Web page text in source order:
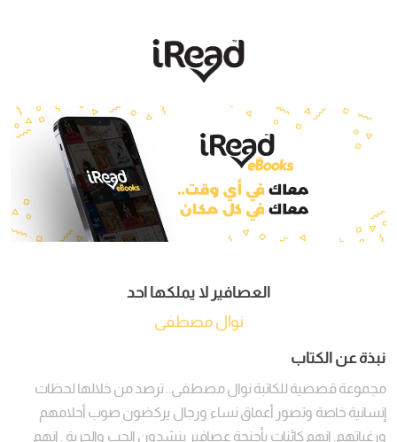
العصافير لا يملكها احد
نوال مصطفى
نبذة عن الكتاب
مجموعة قصصية للكاتبة نوال مصطفى.. ترصد من خلالها لحظات
إنسانية خاصة وتصور أعماق نساء ورجال يركضون صوب أحلامهم
ورغباتهم. إنهم كائنات بأجنحة عصافير ينشدون الحب والحرية . إنهم